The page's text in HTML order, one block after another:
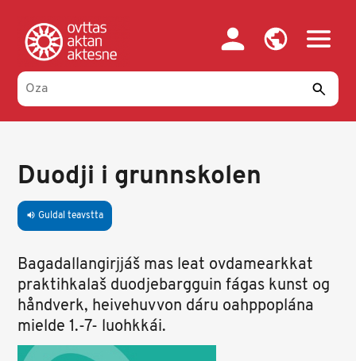
main
content
Duodji i grunnskolen
volume_up Guldal teavstta
Bagadallangirjjáš mas leat ovdamearkkat
praktihkalaš duodjebargguin fágas kunst og
håndverk, heivehuvvon dáru oahppoplána
mielde 1.-7- luohkkái.